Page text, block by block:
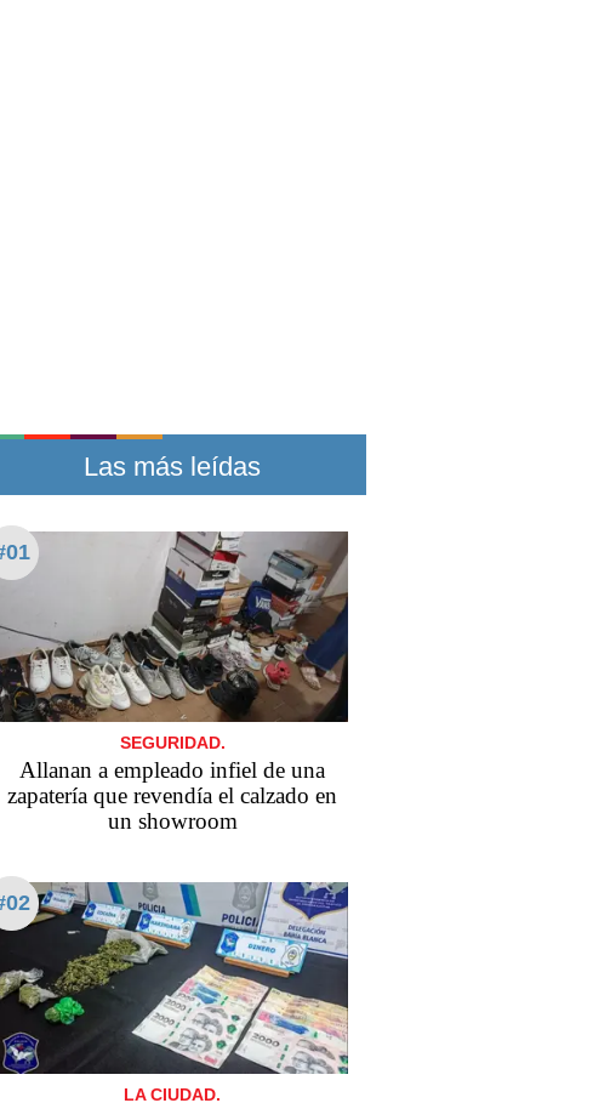
Las más leídas
SEGURIDAD.
Allanan a empleado infiel de una
zapatería que revendía el calzado en
un showroom
LA CIUDAD.